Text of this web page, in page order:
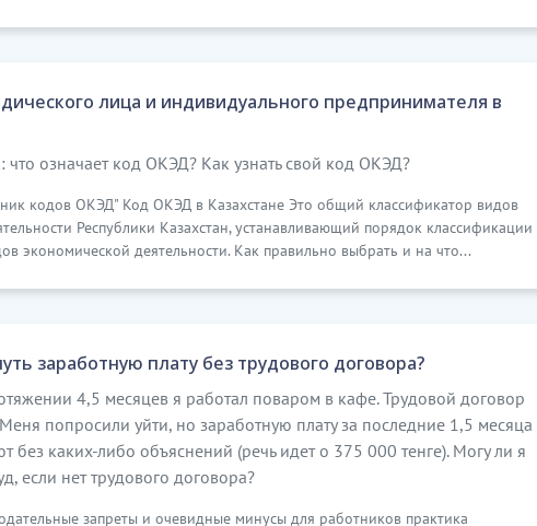
лица и индивидуального предпринимателя в
что означает код ОКЭД? Как узнать свой код ОКЭД?
кодов ОКЭД" Код ОКЭД в Казахстане Это общий классификатор видов
Республики Казахстан, устанавливающий порядок классификации
экономической деятельности. Как правильно выбрать и на что...
заработную плату без трудового договора?
4,5 месяцев я работал поваром в кафе. Трудовой договор
попросили уйти, но заработную плату за последние 1,5 месяца
без каких-либо объяснений (речь идет о 375 000 тенге). Могу ли я
если нет трудового договора?
запреты и очевидные минусы для работников практика